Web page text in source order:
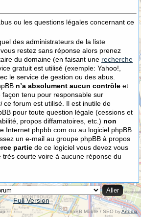
ou les questions légales concernant ce
des administrateurs de la liste
vous restez sans réponse alors prenez
du domaine (en faisant une recherche
gratuit est utilisé (exemple: Yahoo!,
le service de gestion ou des abus.
n’a absolument aucun contrôle et
tenu pour responsable sur
ce forum est utilisé. Il est inutile de
pour toute question légale (cessions et
propos diffamatoires, etc.) non
Internet phpbb.com ou au logiciel phpBB
un e-mail au groupe phpBB à propos
partie de ce logiciel vous devez vous
courte voire à aucune réponse du
Full Version
phpBB Mobile / SEO byArtodia.